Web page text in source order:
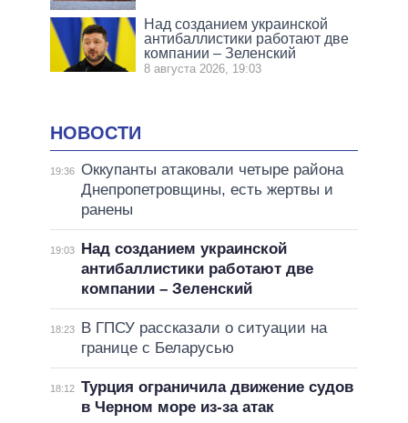
Над созданием украинской
антибаллистики работают две
компании – Зеленский
8 августа 2026, 19:03
НОВОСТИ
19:36 Оккупанты атаковали четыре района
Днепропетровщины, есть жертвы и
ранены
19:03
Над созданием украинской
антибаллистики работают две
компании – Зеленский
18:23
В ГПСУ рассказали о ситуации на
границе с Беларусью
18:12 Турция ограничила движение судов
в Черном море из-за атак